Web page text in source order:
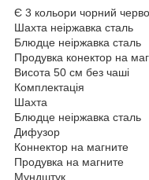
Є 3 кольори чорний
Шахта неіржавка сталь
Блюдце неіржавка сталь
Продувка конектор на
Висота 50 см без чаші
Комплектація
Шахта
Блюдце неіржавка сталь
Дифузор
Коннектор на магните
Продувка на магните
Мундштук